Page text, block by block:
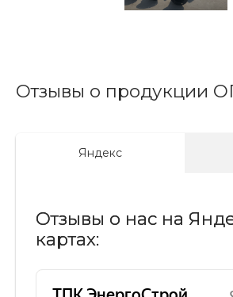
Отзывы о продукции
Яндекс
Отзывы о нас на
картах: